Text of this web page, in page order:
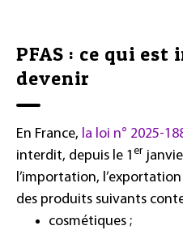
PFAS : ce qui
devenir
En France, la loi n° 2025-
interdit, depuis le 1 er
l’importation,
des produits suivants
cosmétiques ;